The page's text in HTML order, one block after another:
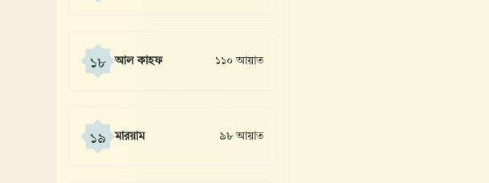
১৮ আল কাহফ ১১০ আয়াত
১৯ মারয়াম ৯৮ আয়াত